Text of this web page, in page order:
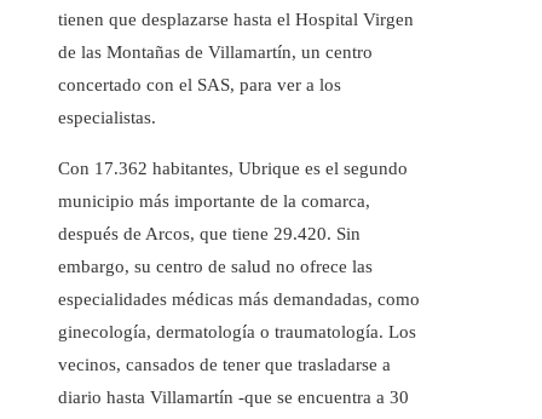
tienen que desplazarse hasta el Hospital Virgen
de las Montañas de Villamartín, un centro
concertado con el SAS, para ver a los
especialistas.
Con 17.362 habitantes, Ubrique es el segundo
municipio más importante de la comarca,
después de Arcos, que tiene 29.420. Sin
embargo, su centro de salud no ofrece las
especialidades médicas más demandadas, como
ginecología, dermatología o traumatología. Los
vecinos, cansados de tener que trasladarse a
diario hasta Villamartín -que se encuentra a 30